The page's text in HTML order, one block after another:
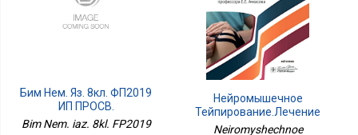
Бим Нем. Яз. 8кл. ФП2019
ИП ПРОСВ.
Bim Nem. iaz. 8kl. FP2019
Нейромышечное
Тейпирование.Лечение
Отеков,гематом И
Neiromyshechnoe